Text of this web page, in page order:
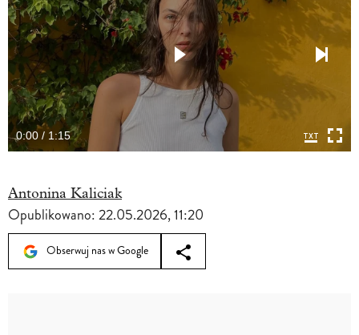
0:00 / 1:15
Antonina Kaliciak
Opublikowano:22.05.2026, 11:20
Obserwuj nas w Google